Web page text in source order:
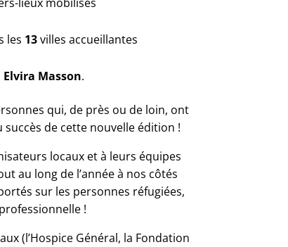
les 13villes accueillantes
Elvira Masson.
qui, de près ou de loin, ont
de cette nouvelle édition !
locaux et à leurs équipes
au long de l’année à nos côtés
sur les personnes réfugiées,
!
(l’Hospice Général, la Fondation